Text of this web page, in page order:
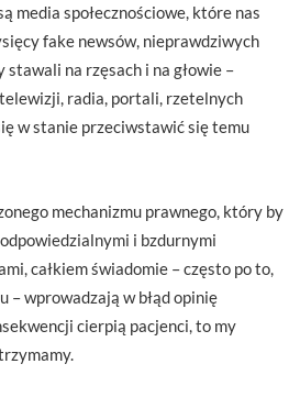
media społecznościowe, które nas
fake newsów, nieprawdziwych
na rzęsach i na głowie –
radia, portali, rzetelnych
w stanie przeciwstawić się temu
mechanizmu prawnego, który by
i bzdurnymi
całkiem świadomie – często po to,
– wprowadzają w błąd opinię
cierpią pacjenci, to my